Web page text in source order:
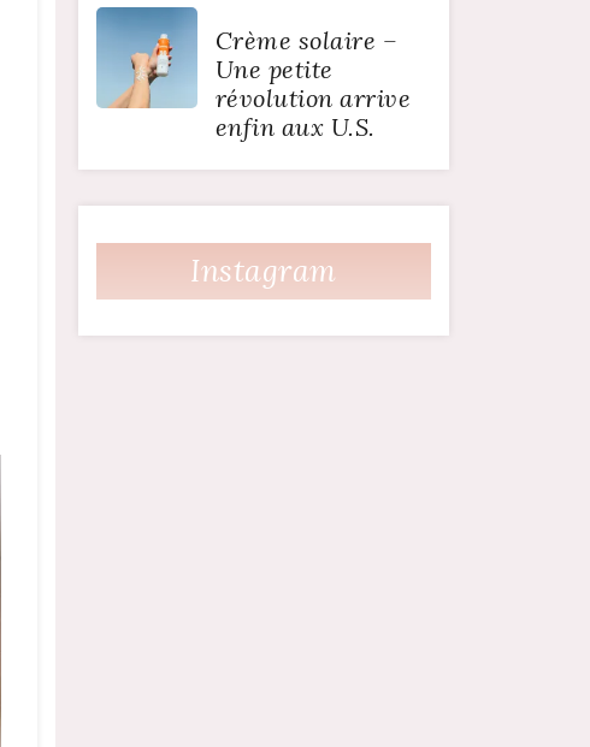
Crème solaire –
Une petite
révolution arrive
enfin aux U.S.
Instagram